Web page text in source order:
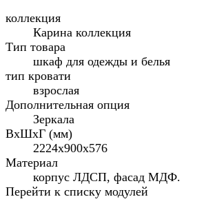
коллекция
Карина коллекция
Тип товара
шкаф для одежды и белья
тип кровати
взрослая
Дополнительная опция
Зеркала
ВхШхГ (мм)
2224х900х576
Материал
корпус ЛДСП, фасад МДФ.
Перейти к списку модулей